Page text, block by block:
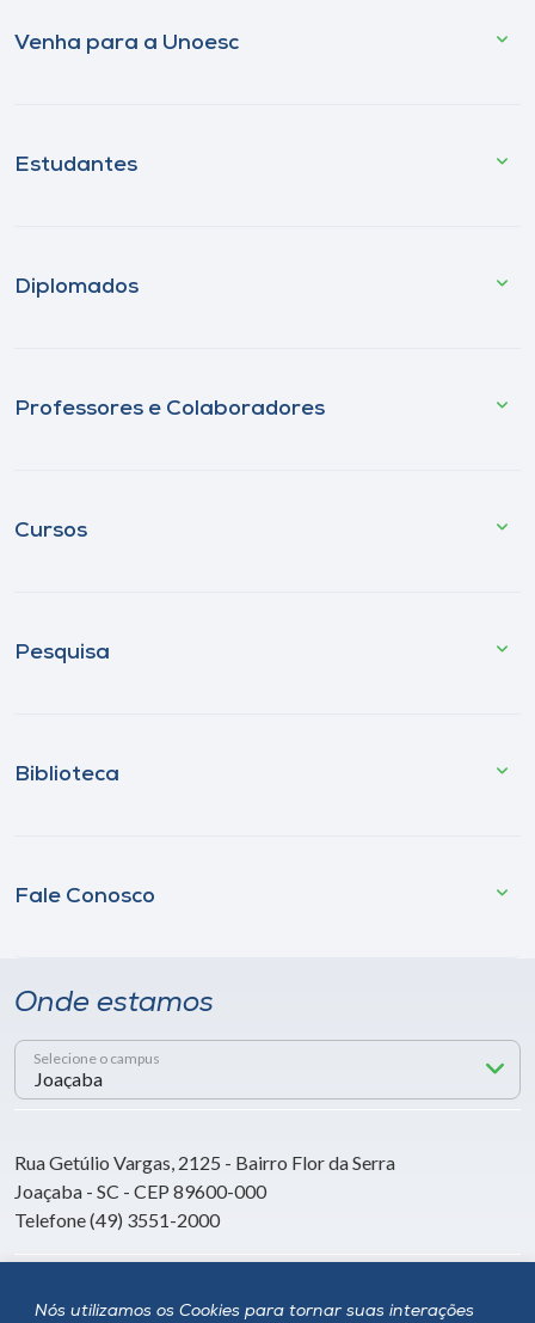
Nós utilizamos os Cookies para tornar suas interações
Venha para a Unoesc
Estudantes
Diplomados
Professores e Colaboradores
Cursos
Pesquisa
Biblioteca
Fale Conosco
Onde estamos
Selecione o campus
Rua Getúlio Vargas, 2125 - Bairro Flor da Serra
Joaçaba - SC - CEP 89600-000
Telefone (49) 3551-2000
Siga a Unoesc